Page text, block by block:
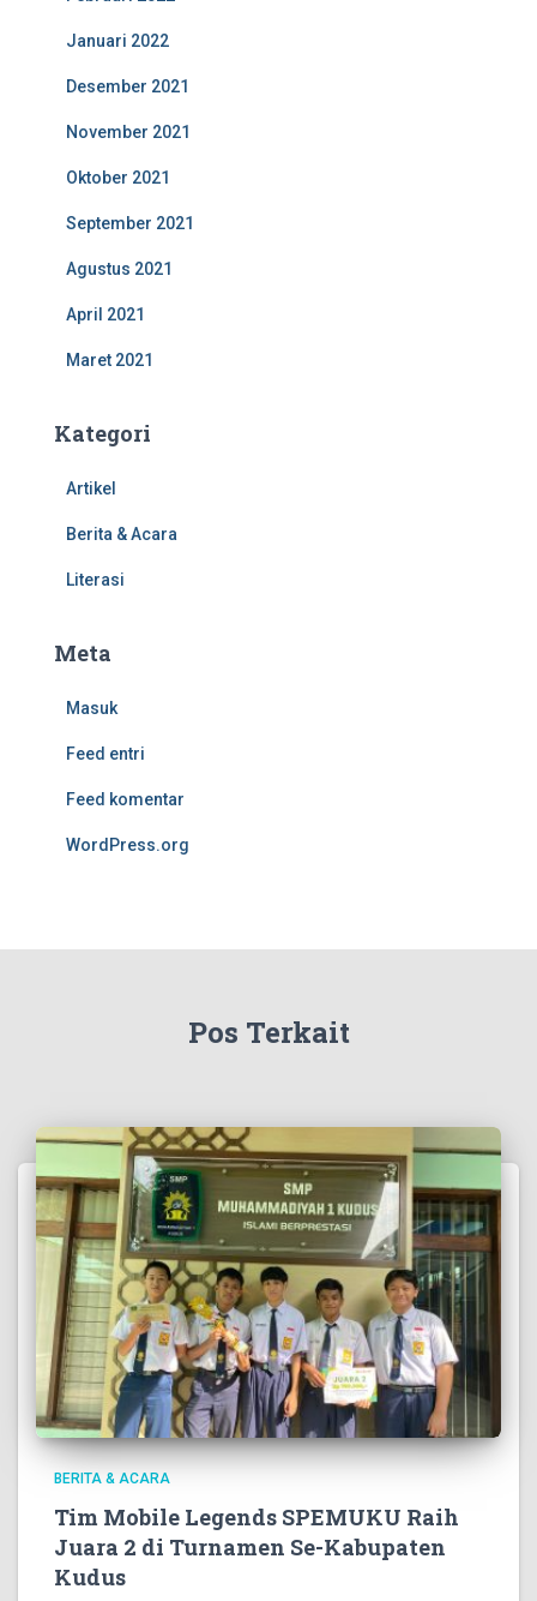
Januari 2022
Desember 2021
November 2021
Oktober 2021
September 2021
Agustus 2021
April 2021
Maret 2021
Kategori
Artikel
Berita & Acara
Literasi
Meta
Masuk
Feed entri
Feed komentar
WordPress.org
Pos Terkait
BERITA & ACARA
Tim Mobile Legends SPEMUKU Raih
Juara 2 di Turnamen Se-Kabupaten
Kudus